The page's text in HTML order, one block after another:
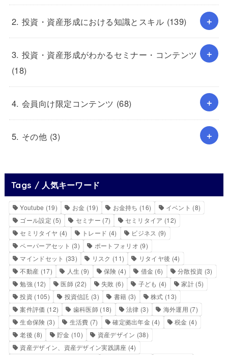
2. 投資・資産形成における知識とスキル (139)
3. 投資・資産形成がわかるセミナー・コンテンツ
(18)
4. 会員向け限定コンテンツ (68)
5. その他 (3)
Tags / 人気キーワード
Youtube (19) お金 (19) お金持ち (16) イベント (8)
ゴール設定 (5) セミナー (7) セミリタイア (12)
セミリタイヤ (4) トレード (4) ビジネス (9)
ペーパーアセット (3) ポートフォリオ (9)
マインドセット (33) リスク (11) リタイヤ後 (4)
不動産 (17) 人生 (9) 保険 (4) 借金 (6) 分散投資 (3)
勉強 (12) 医師(22) 失敗 (6) 子ども (4) 家計(5)
投資 (105) 投資信託 (3) 書籍 (3) 株式 (13)
案件評価 (12) 歯科医師 (18) 法律 (3) 海外運用 (7)
生命保険 (3) 生活費 (7) 確定拠出年金 (4) 税金 (4)
老後 (8) 貯金 (10) 資産デザイン (38)
資産デザイン、資産デザイン実践講座 (4)